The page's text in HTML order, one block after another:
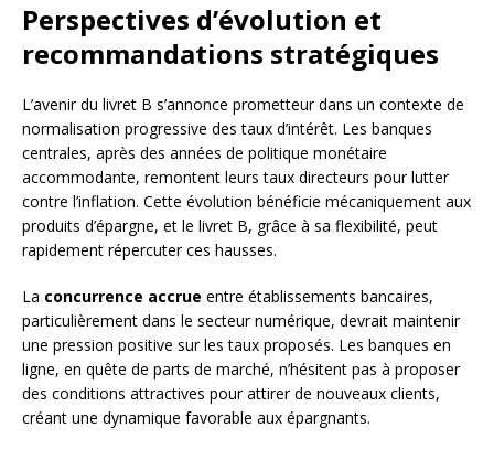
Perspectives d’évolution et
recommandations stratégiques
L’avenir du livret B s’annonce prometteur dans un contexte de
normalisation progressive des taux d’intérêt. Les banques
centrales, après des années de politique monétaire
accommodante, remontent leurs taux directeurs pour lutter
contre l’inflation. Cette évolution bénéficie mécaniquement aux
produits d’épargne, et le livret B, grâce à sa flexibilité, peut
rapidement répercuter ces hausses.
La concurrence accrue entre établissements bancaires,
particulièrement dans le secteur numérique, devrait maintenir
une pression positive sur les taux proposés. Les banques en
ligne, en quête de parts de marché, n’hésitent pas à proposer
des conditions attractives pour attirer de nouveaux clients,
créant une dynamique favorable aux épargnants.